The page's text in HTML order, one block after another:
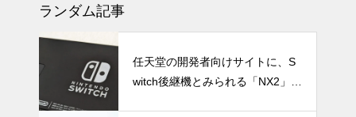
ランダム記事
任天堂の開発者向けサイトに、S
witch後継機とみられる「NX2」の